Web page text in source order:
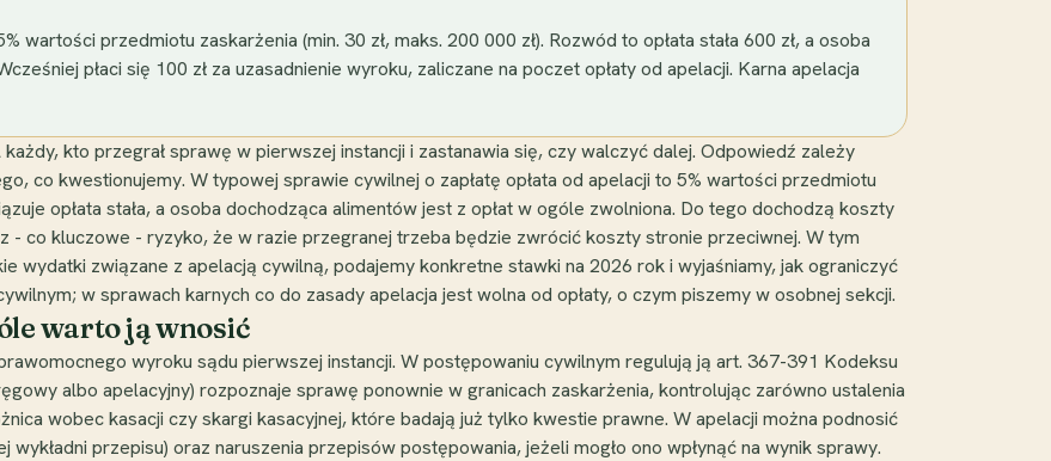
wartości przedmiotu zaskarżenia (min. 30 zł, maks. 200 000 zł). Rozwód to opłata stała 600 zł, a osoba
płaci się 100 zł za uzasadnienie wyroku, zaliczane na poczet opłaty od apelacji. Karna apelacja
kto przegrał sprawę w pierwszej instancji i zastanawia się, czy walczyć dalej. Odpowiedź zależy
co kwestionujemy. W typowej sprawie cywilnej o zapłatę opłata od apelacji to 5% wartości przedmiotu
opłata stała, a osoba dochodząca alimentów jest z opłat w ogóle zwolniona. Do tego dochodzą koszty
- co kluczowe - ryzyko, że w razie przegranej trzeba będzie zwrócić koszty stronie przeciwnej. W tym
wydatki związane z apelacją cywilną, podajemy konkretne stawki na 2026 rok i wyjaśniamy, jak ograniczyć
w sprawach karnych co do zasady apelacja jest wolna od opłaty, o czym piszemy w osobnej sekcji.
warto ją wnosić
wyroku sądu pierwszej instancji. W postępowaniu cywilnym regulują ją art. 367-391 Kodeksu
albo apelacyjny) rozpoznaje sprawę ponownie w granicach zaskarżenia, kontrolując zarówno ustalenia
wobec kasacji czy skargi kasacyjnej, które badają już tylko kwestie prawne. W apelacji można podnosić
wykładni przepisu) oraz naruszenia przepisów postępowania, jeżeli mogło ono wpłynąć na wynik sprawy.